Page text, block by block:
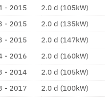
- 2015
2.0 d (105kW)
- 2015
2.0 d (135kW)
- 2015
2.0 d (147kW)
- 2016
2.0 d (160kW)
- 2014
2.0 d (105kW)
- 2017
2.0 d (100kW)